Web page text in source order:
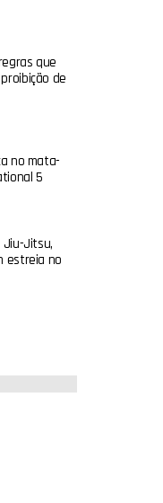
que
de
no mata-
5
Jiu-Jitsu,
estreia no